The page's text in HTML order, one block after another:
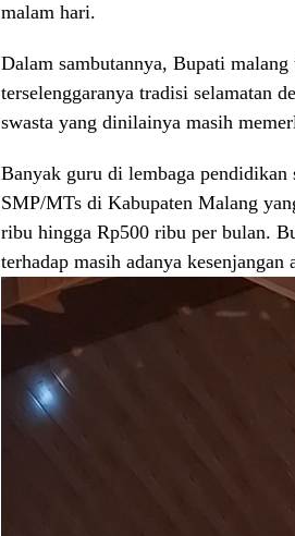
malam hari.
Dalam sambutannya, Bupati
terselenggaranya tradisi selamatan
swasta yang dinilainya masih
Banyak guru di lembaga
SMP/MTs di Kabupaten Malang
ribu hingga Rp500 ribu per bulan.
terhadap masih adanya